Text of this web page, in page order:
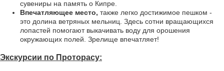
сувениры на память о Кипре.
Впечатляющее место, также легко достижимое пешком -
это долина ветряных мельниц. Здесь сотни вращающихся
лопастей помогают выкачивать воду для орошения
окружающих полей. Зрелище впечатляет!
Экскурсии по Проторасу: